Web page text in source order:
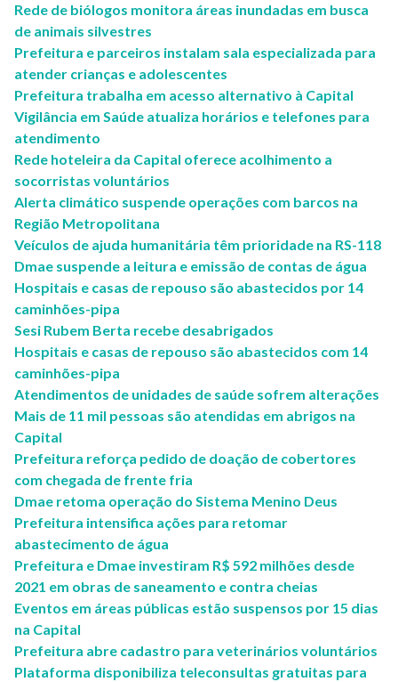
Rede de biólogos monitora áreas inundadas em busca
de animais silvestres
Prefeitura e parceiros instalam sala especializada para
atender crianças e adolescentes
Prefeitura trabalha em acesso alternativo à Capital
Vigilância em Saúde atualiza horários e telefones para
atendimento
Rede hoteleira da Capital oferece acolhimento a
socorristas voluntários
Alerta climático suspende operações com barcos na
Região Metropolitana
Veículos de ajuda humanitária têm prioridade na RS-118
Dmae suspende a leitura e emissão de contas de água
Hospitais e casas de repouso são abastecidos por 14
caminhões-pipa
Sesi Rubem Berta recebe desabrigados
Hospitais e casas de repouso são abastecidos com 14
caminhões-pipa
Atendimentos de unidades de saúde sofrem alterações
Mais de 11 mil pessoas são atendidas em abrigos na
Capital
Prefeitura reforça pedido de doação de cobertores
com chegada de frente fria
Dmae retoma operação do Sistema Menino Deus
Prefeitura intensifica ações para retomar
abastecimento de água
Prefeitura e Dmae investiram R$ 592 milhões desde
2021 em obras de saneamento e contra cheias
Eventos em áreas públicas estão suspensos por 15 dias
na Capital
Prefeitura abre cadastro para veterinários voluntários
Plataforma disponibiliza teleconsultas gratuitas para